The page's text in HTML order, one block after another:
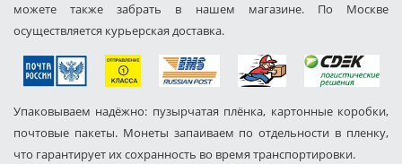
можете также забрать в нашем магазине. По Москве
осуществляется курьерская доставка.
Упаковываем надёжно: пузырчатая плёнка, картонные коробки,
почтовые пакеты. Монеты запаиваем по отдельности в пленку,
что гарантирует их сохранность во время транспортировки.